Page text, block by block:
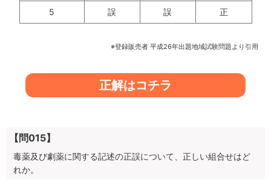
5 誤 誤 正
※登録販売者 平成26年出題地域試験問題より引用
正解はコチラ
【問015】
毒薬及び劇薬に関する記述の正誤について、正しい組合せはど
れか。